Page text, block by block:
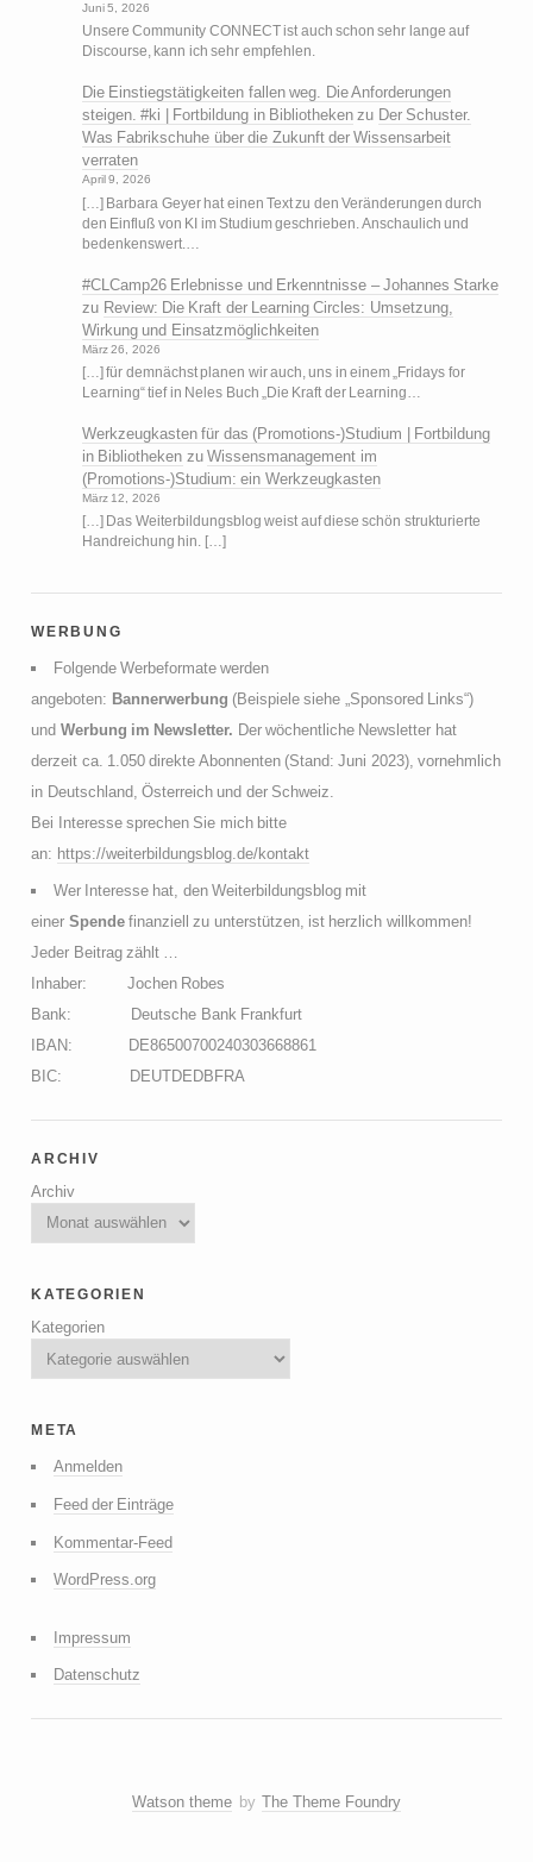
Juni 5, 2026
Unsere Community CONNECT ist auch schon sehr lange auf
Discourse, kann ich sehr empfehlen.
Die Einstiegstätigkeiten fallen weg. Die Anforderungen
steigen. #ki | Fortbildung in Bibliothekenzu Der Schuster.
Was Fabrikschuhe über die Zukunft der Wissensarbeit
verraten
April 9, 2026
[…] Barbara Geyer hat einen Text zu den Veränderungen durch
den Einfluß von KI im Studium geschrieben. Anschaulich und
bedenkenswert.…
#CLCamp26 Erlebnisse und Erkenntnisse – Johannes Starke
zu Review: Die Kraft der Learning Circles: Umsetzung,
Wirkung und Einsatzmöglichkeiten
März 26, 2026
[…] für demnächst planen wir auch, uns in einem „Fridays for
Learning“ tief in Neles Buch „Die Kraft der Learning…
Werkzeugkasten für das (Promotions-)Studium | Fortbildung
in Bibliotheken zuWissensmanagement im
(Promotions-)Studium: ein Werkzeugkasten
März 12, 2026
[…] Das Weiterbildungsblog weist auf diese schön strukturierte
Handreichung hin. […]
werbung
Folgende Werbeformate werden
angeboten: Bannerwerbung (Beispiele siehe „Sponsored Links“)
und Werbung im Newsletter. Der wöchentliche Newsletter hat
derzeit ca. 1.050 direkte Abonnenten (Stand: Juni 2023), vornehmlich
in Deutschland, Österreich und der Schweiz.
Bei Interesse sprechen Sie mich bitte
an: https://weiterbildungsblog.de/kontakt
Wer Interesse hat, den Weiterbildungsblog mit
einer Spendefinanziell zu unterstützen, ist herzlich willkommen!
Jeder Beitrag zählt …
Inhaber: Jochen Robes
Bank: Deutsche Bank Frankfurt
IBAN: DE86500700240303668861
BIC: DEUTDEDBFRA
archiv
Archiv
kategorien
Kategorien
meta
Anmelden
Feed der Einträge
Kommentar-Feed
WordPress.org
Impressum
Datenschutz
Watson theme by The Theme Foundry